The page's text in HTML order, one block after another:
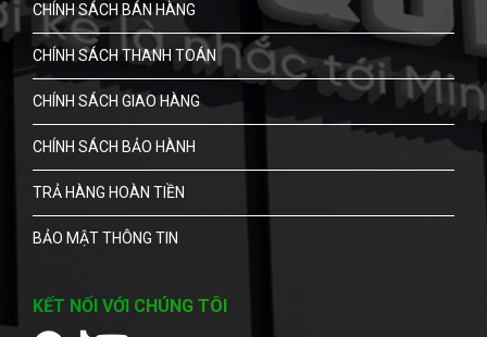
CHÍNH SÁCH BÁN HÀNG
CHÍNH SÁCH THANH TOÁN
CHÍNH SÁCH GIAO HÀNG
CHÍNH SÁCH BẢO HÀNH
TRẢ HÀNG HOÀN TIỀN
BẢO MẬT THÔNG TIN
KẾT NỐI VỚI CHÚNG TÔI